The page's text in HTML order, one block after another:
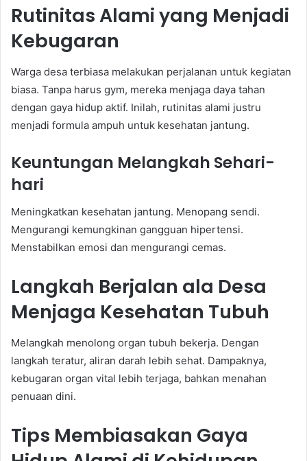
Rutinitas Alami yang Menjadi
Kebugaran
Warga desa terbiasa melakukan perjalanan untuk kegiatan
biasa. Tanpa harus gym, mereka menjaga daya tahan
dengan gaya hidup aktif. Inilah, rutinitas alami justru
menjadi formula ampuh untuk kesehatan jantung.
Keuntungan Melangkah Sehari-
hari
Meningkatkan kesehatan jantung. Menopang sendi.
Mengurangi kemungkinan gangguan hipertensi.
Menstabilkan emosi dan mengurangi cemas.
Langkah Berjalan ala Desa
Menjaga Kesehatan Tubuh
Melangkah menolong organ tubuh bekerja. Dengan
langkah teratur, aliran darah lebih sehat. Dampaknya,
kebugaran organ vital lebih terjaga, bahkan menahan
penuaan dini.
Tips Membiasakan Gaya